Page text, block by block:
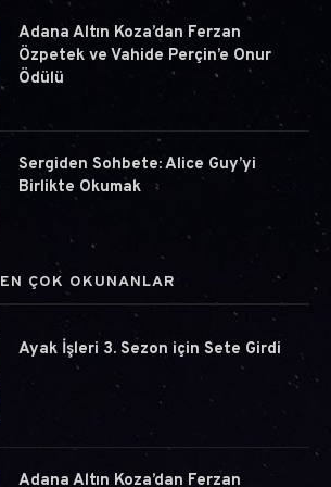
Adana Altın Koza’dan Ferzan
Özpetek ve Vahide Perçin’e Onur
Ödülü
Sergiden Sohbete: Alice Guy’yi
Birlikte Okumak
EN ÇOK OKUNANLAR
Ayak İşleri 3. Sezon için Sete Girdi
Adana Altın Koza’dan Ferzan